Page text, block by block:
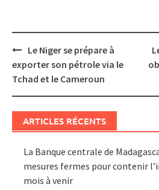
Post
navigation
Le Niger se prépare à
exporter son pétrole via le
Tchad et le Cameroun
ARTICLES RÉCENTS
La Banque centrale de
mesures fermes pour contenir
mois à venir